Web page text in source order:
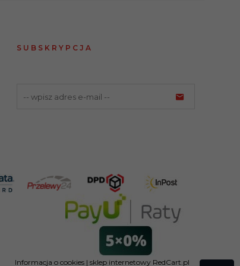
SUBSKRYPCJA
Informacja o cookies | sklep internetowy RedCart.pl